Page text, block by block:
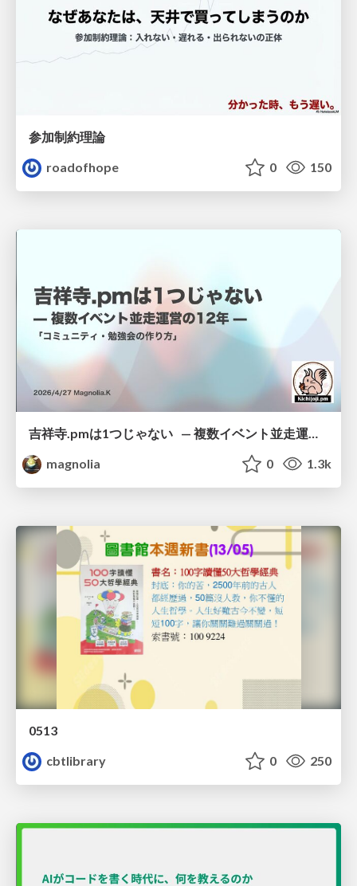
参加制約理論
roadofhope
0 150
吉祥寺.pmは1つじゃない — 複数イベント並走運営の12年 —
magnolia
0 1.3k
0513
cbtlibrary
0 250